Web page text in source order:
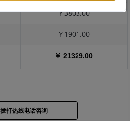
￥3803.00
￥1901.00
￥ 21329.00
拨打热线电话咨询